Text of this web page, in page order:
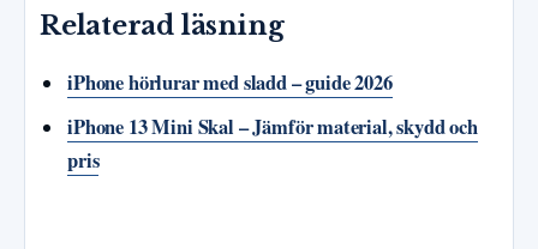
Relaterad läsning
iPhone hörlurar med sladd – guide 2026
iPhone 13 Mini Skal – Jämför material, skydd och
pris